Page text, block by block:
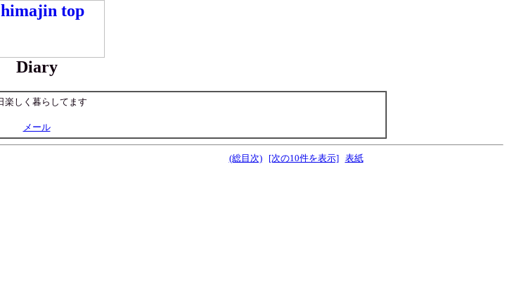
Diary
楽しく暮らしてます
メール
(総目次) [次の10件を表示] 表紙